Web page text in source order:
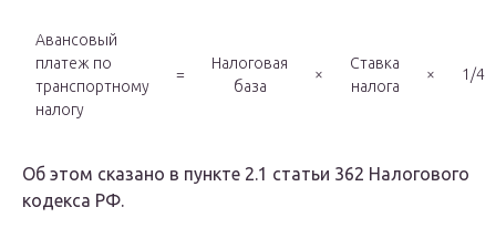
Авансовый
платеж по
транспортному
налогу
=
Налоговая
база
×
Ставка
налога
× 1/4
Об этом сказано в пункте 2.1 статьи 362 Налогового
кодекса РФ.